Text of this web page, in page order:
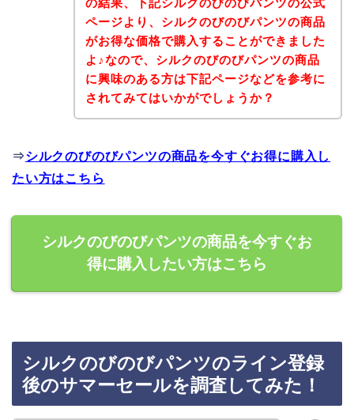
の結果、下記シルクのびのびパンツの公式
ページより、シルクのびのびパンツの商品
がお得な価格で購入することができました
よ♪なので、シルクのびのびパンツの商品
に興味のある方は下記ページなどを参考に
されてみてはいかがでしょうか？
⇒シルクのびのびパンツの商品を今すぐお得に購入し
たい方はこちら
シルクのびのびパンツの商品を今すぐお
得に購入したい方はこちら
シルクのびのびパンツのライン登録
後のサマーセールを調査してみた！